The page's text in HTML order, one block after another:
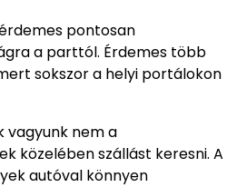
pontosan
a parttól. Érdemes több
sokszor a helyi portálokon
vagyunk nem a
közelében szállást keresni. A
autóval könnyen